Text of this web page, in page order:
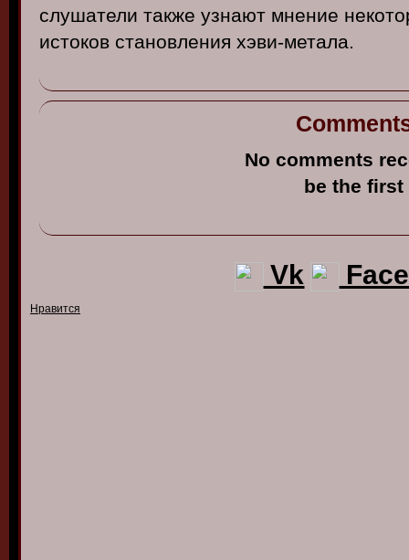
слушатели также узнают мнение
истоков становления хэви-метала.
No comments
be the first
Vk
Нравится